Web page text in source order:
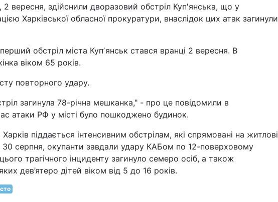
2 вересня, здійснили дворазовий обстріл Куп'янська, що у
Харківської обласної прокуратури, внаслідок цих атак загинули
обстріл міста Купʼянськ стався вранці 2 вересня. В
віком 65 років.
повторного удару.
загинула 78-річна мешканка," - про це повідомили в
атаки РФ у місті було пошкоджено будинок.
піддається інтенсивним обстрілам, які спрямовані на житлові
серпня, окупанти завдали удару КАБом по 12-поверховому
трагічного інциденту загинуло семеро осіб, а також
дев’ятеро дітей віком від 5 до 16 років.